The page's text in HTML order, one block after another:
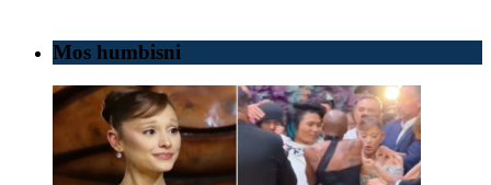
Mos humbisni